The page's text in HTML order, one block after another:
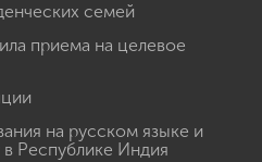
семей
приема на целевое
на русском языке и
Республике Индия